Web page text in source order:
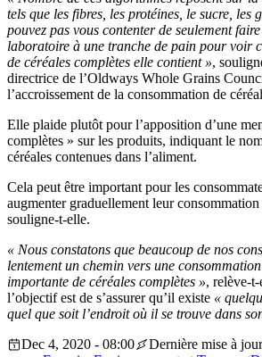
tels que les fibres, les protéines, le sucre, les
pouvez pas vous contenter de seulement
laboratoire à une tranche de pain pour voir
de céréales complètes elle contient »,
directrice de l’Oldways Whole Grains
l’accroissement de la consommation de
Elle plaide plutôt pour l’apposition d’une
complètes » sur les produits, indiquant le
céréales contenues dans l’aliment.
Cela peut être important pour les
augmenter graduellement leur consommation
souligne-t-elle.
« Nous constatons que beaucoup de nos
lentement un chemin vers une
importante de céréales complètes », relève-
l’objectif est de s’assurer qu’il existe «
quel que soit l’endroit où il se trouve dans
Dec 4, 2020 - 08:00
Dernière mise à